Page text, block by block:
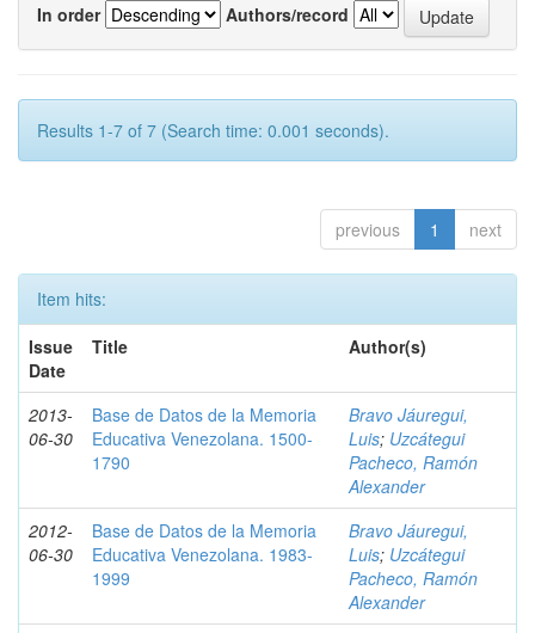
In order
Authors/record
Results 1-7 of 7 (Search time: 0.001 seconds).
previous 1 next
Item hits:
Issue
Date
Title Author(s)
2013-
06-30
Base de Datos de la Memoria
Educativa Venezolana. 1500-
1790
Bravo Jáuregui,
Luis; Uzcátegui
Pacheco, Ramón
Alexander
2012-
06-30
Base de Datos de la Memoria
Educativa Venezolana. 1983-
1999
Bravo Jáuregui,
Luis; Uzcátegui
Pacheco, Ramón
Alexander